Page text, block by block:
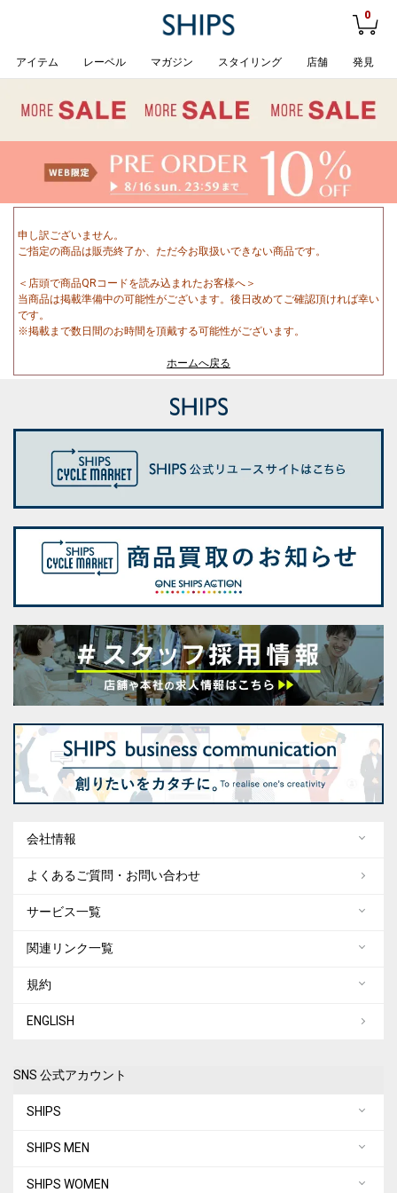
0
アイテム レーベル マガジン スタイリング 店舗 発見
申し訳ございません。
ご指定の商品は販売終了か、ただ今お取扱いできない商品です。
＜店頭で商品QRコードを読み込まれたお客様へ＞
当商品は掲載準備中の可能性がございます。後日改めてご確認頂ければ幸い
です。
※掲載まで数日間のお時間を頂戴する可能性がございます。
ホームへ戻る
会社情報
よくあるご質問・お問い合わせ
サービス一覧
関連リンク一覧
規約
ENGLISH
SNS 公式アカウント
SHIPS
SHIPS MEN
SHIPS WOMEN